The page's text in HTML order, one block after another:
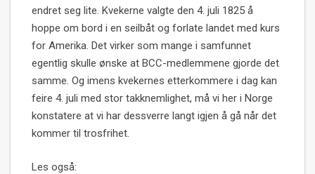
endret seg lite. Kvekerne valgte den 4. juli 1825 å
hoppe om bord i en seilbåt og forlate landet med kurs
for Amerika. Det virker som mange i samfunnet
egentlig skulle ønske at BCC-medlemmene gjorde det
samme. Og imens kvekernes etterkommere i dag kan
feire 4. juli med stor takknemlighet, må vi her i Norge
konstatere at vi har dessverre langt igjen å gå når det
kommer til trosfrihet.
Les også: